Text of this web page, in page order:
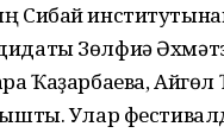
Сибай
Зөлфиә
Ҡаҙарбаева,
Улар